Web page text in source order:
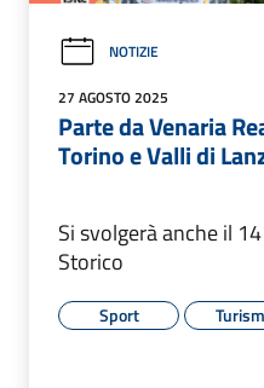
NOTIZIE
27 AGOSTO 2025
Parte da Venaria
Torino e Valli di
Si svolgerà anche il
Storico
Sport